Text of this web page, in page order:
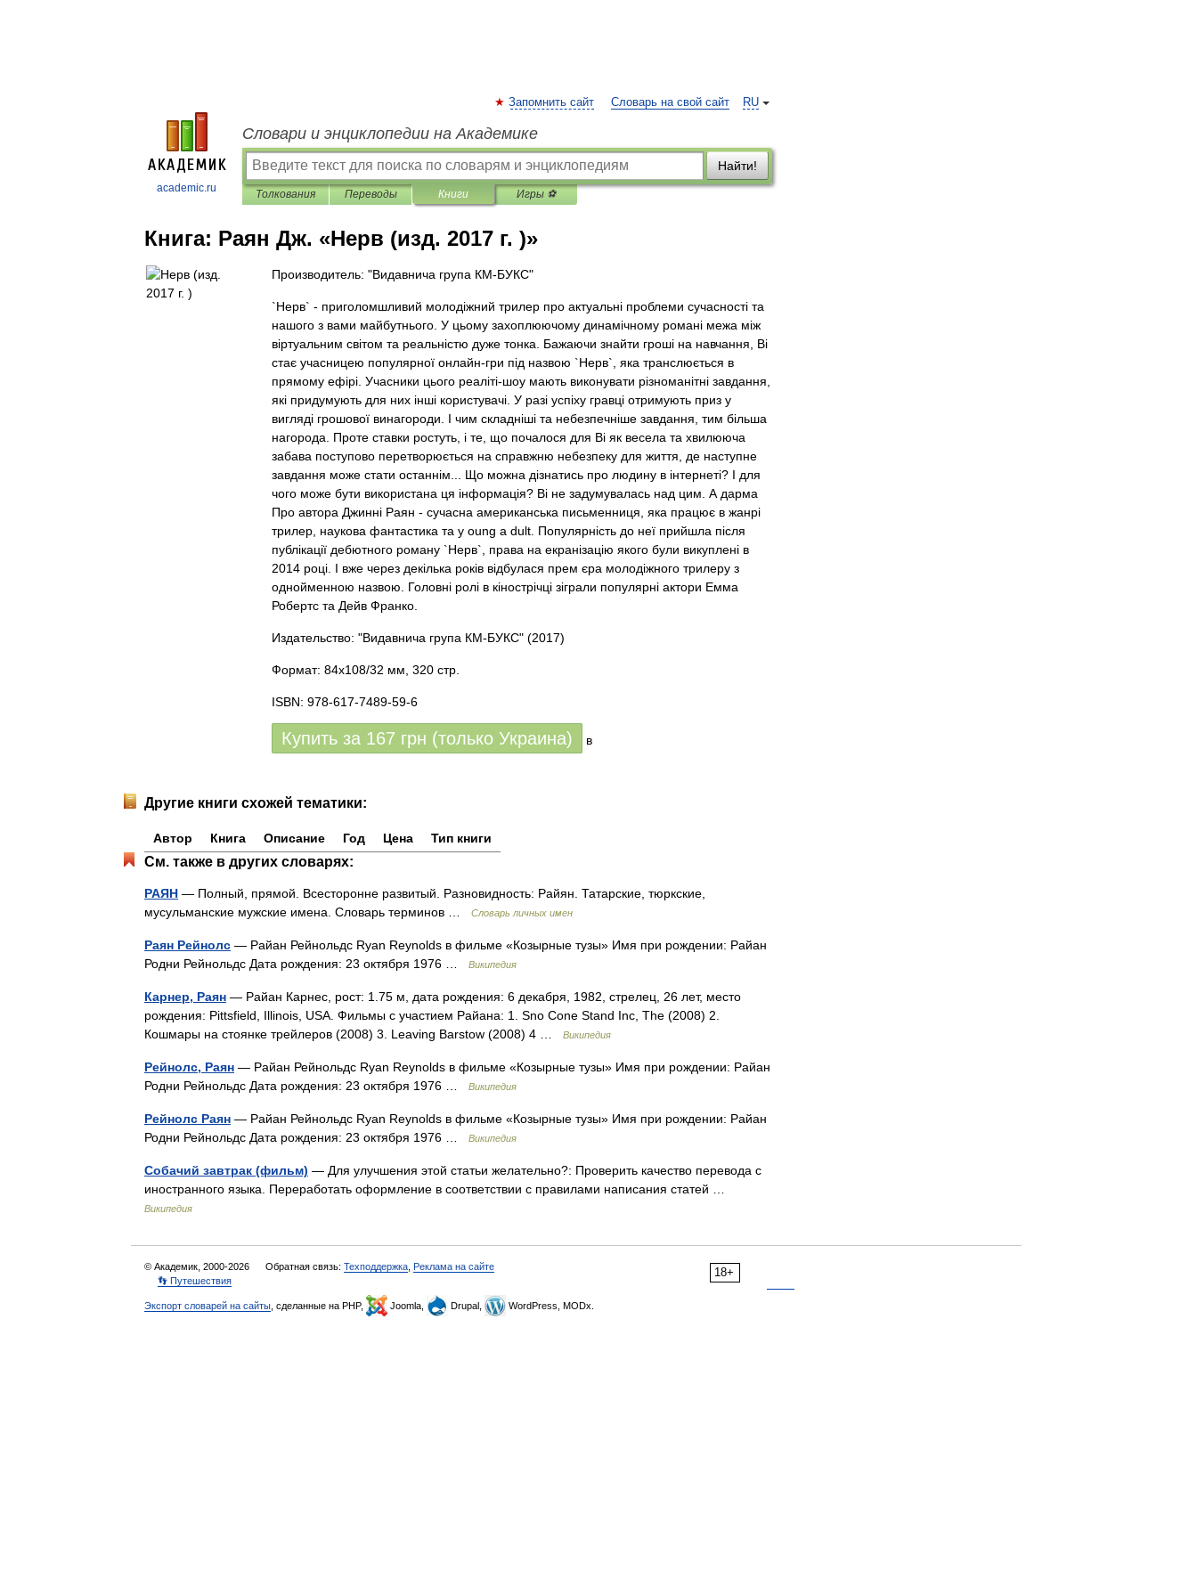
academic.ru
RU
Запомнить сайт Словарь на свой сайт
Словари и энциклопедии на Академике
Найти!
Толкования Переводы Книги Игры ⚽
Книга: Раян Дж. «Нерв (изд. 2017 г. )»
Производитель: "Видавнича група КМ-БУКС"
`Нерв` - приголомшливий молодіжний трилер про актуальні проблеми сучасності та
нашого з вами майбутнього. У цьому захоплюючому динамічному романі межа між
віртуальним світом та реальністю дуже тонка. Бажаючи знайти гроші на навчання, Ві
стає учасницею популярної онлайн-гри під назвою `Нерв`, яка транслюється в
прямому ефірі. Учасники цього реаліті-шоу мають виконувати різноманітні завдання,
які придумують для них інші користувачі. У разі успіху гравці отримують приз у
вигляді грошової винагороди. І чим складніші та небезпечніше завдання, тим більша
нагорода. Проте ставки ростуть, і те, що почалося для Ві як весела та хвилююча
забава поступово перетворюється на справжню небезпеку для життя, де наступне
завдання може стати останнім... Що можна дізнатись про людину в інтернеті? І для
чого може бути використана ця інформація? Ві не задумувалась над цим. А дарма
Про автора Джинні Раян - сучасна американська письменниця, яка працює в жанрі
трилер, наукова фантастика та у oung а dult. Популярність до неї прийшла після
публікації дебютного роману `Нерв`, права на екранізацію якого були викуплені в
2014 році. І вже через декілька років відбулася прем єра молодіжного трилеру з
однойменною назвою. Головні ролі в кінострічці зіграли популярні актори Емма
Робертс та Дейв Франко.
Издательство: "Видавнича група КМ-БУКС" (2017)
Формат: 84х108/32 мм, 320 стр.
ISBN: 978-617-7489-59-6
Купить за 167 грн (только Украина) в
Другие книги схожей тематики:
Автор Книга Описание Год Цена Тип книги
См. также в других словарях:
РАЯН — Полный, прямой. Всесторонне развитый. Разновидность: Райян. Татарские, тюркские,
мусульманские мужские имена. Словарь терминов …
Словарь личных имен
Раян Рейнолс — Райан Рейнольдс Ryan Reynolds в фильме «Козырные тузы» Имя при рождении: Райан
Родни Рейнольдс Дата рождения: 23 октября 1976 …
Википедия
Карнер, Раян — Райан Карнес, рост: 1.75 м, дата рождения: 6 декабря, 1982, стрелец, 26 лет, место
рождения: Pittsfield, Illinois, USA. Фильмы с участием Райана: 1. Sno Cone Stand Inc, The (2008) 2.
Кошмары на стоянке трейлеров (2008) 3. Leaving Barstow (2008) 4 …
Википедия
Рейнолс, Раян — Райан Рейнольдс Ryan Reynolds в фильме «Козырные тузы» Имя при рождении: Райан
Родни Рейнольдс Дата рождения: 23 октября 1976 …
Википедия
Рейнолс Раян — Райан Рейнольдс Ryan Reynolds в фильме «Козырные тузы» Имя при рождении: Райан
Родни Рейнольдс Дата рождения: 23 октября 1976 …
Википедия
Собачий завтрак (фильм) — Для улучшения этой статьи желательно?: Проверить качество перевода с
иностранного языка. Переработать оформление в соответствии с правилами написания статей …
Википедия
18+
© Академик, 2000-2026 Обратная связь: Техподдержка Реклама на сайте
👣 Путешествия
Экспорт словарей на сайты , сделанные на PHP, Joomla, Drupal, WordPress, MODx.